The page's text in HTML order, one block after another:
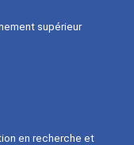
supérieur
en recherche et